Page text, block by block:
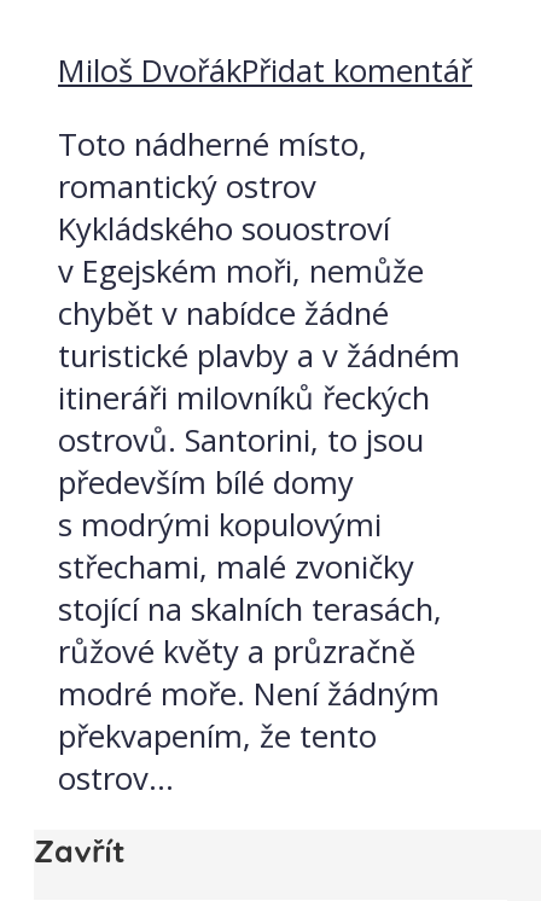
Miloš DvořákPřidat komentář
Toto nádherné místo,
romantický ostrov
Kykládského souostroví
v Egejském moři, nemůže
chybět v nabídce žádné
turistické plavby a v žádném
itineráři milovníků řeckých
ostrovů. Santorini, to jsou
především bílé domy
s modrými kopulovými
střechami, malé zvoničky
stojící na skalních terasách,
růžové květy a průzračně
modré moře. Není žádným
překvapením, že tento
ostrov...
Zavřít